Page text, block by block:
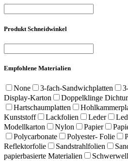
Produkt Schneidwinkel
Empfohlene Materialien
None 3-fach-Sandwichplatten
Display-Karton
Doppelklinge
Hartschaumplatten
Kunststoff
Lackfolien Leder
Modellkarton
Nylon Papier
Polycarbonate
Polyester- Folie
Reflektorfolie
Sandstrahlfolien
papierbasierte Materialien